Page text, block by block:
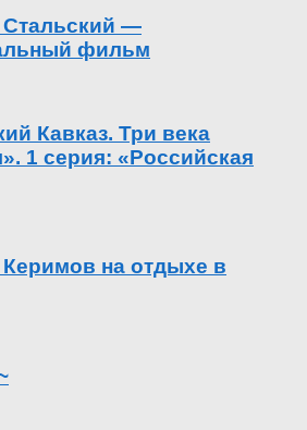
—
фильм
Кавказ. Три века
1 серия: «Российская
на отдыхе в